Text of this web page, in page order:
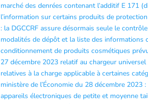
marché des denrées contenant l’additif E 171
l’information sur certains produits de
: la DGCCRF assure désormais seule le
modalités de dépôt et la liste des informations
conditionnement de produits cosmétiques
27 décembre 2023 relatif au chargeur universel
relatives à la charge applicable à certaines
ministère de l’Économie du 28 décembre
appareils électroniques de petite et moyenne